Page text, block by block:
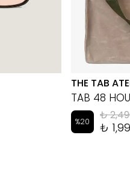
THE TAB
TAB 48
%20 ₺
₺